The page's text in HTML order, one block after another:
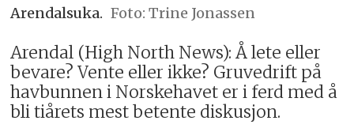
Arendalsuka.
Trine Jonassen
Arendal (High North News): Å lete eller
bevare? Vente eller ikke? Gruvedrift på
havbunnen i Norskehavet er i ferd med å
bli tiårets mest betente diskusjon.